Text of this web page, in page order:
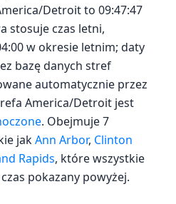
Detroit to 09:47:47
stosuje czas letni,
w okresie letnim; daty
bazę danych stref
automatycznie przez
America/Detroit jest
. Obejmuje 7
jakAnn Arbor, Clinton
Rapids, które wszystkie
pokazany powyżej.